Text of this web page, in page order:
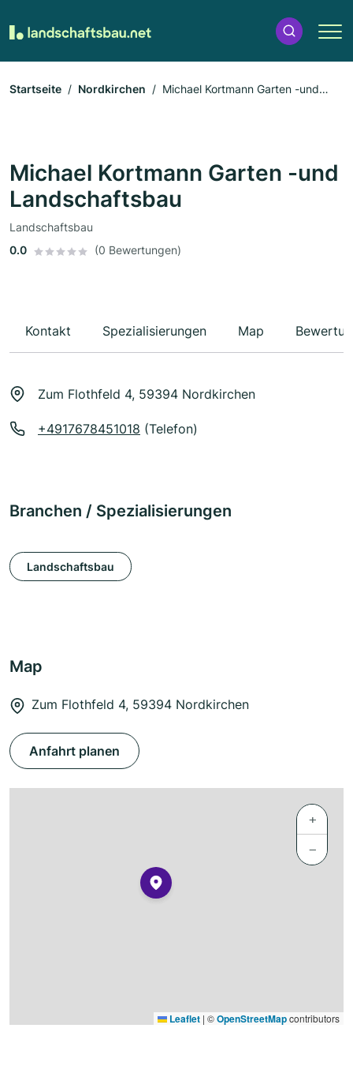
Startseite Nordkirchen
Michael Kortmann Garten -und
Michael Kortmann Garten -und
Landschaftsbau
Landschaftsbau
0.0
(0 Bewertungen)
Kontakt Spezialisierungen Map
Zum Flothfeld 4, 59394 Nordkirchen
+4917678451018 (Telefon)
Branchen / Spezialisierungen
Landschaftsbau
Map
Zum Flothfeld 4, 59394 Nordkirchen
Anfahrt planen
+
−
Leaflet | ©OpenStreetMapcontributors